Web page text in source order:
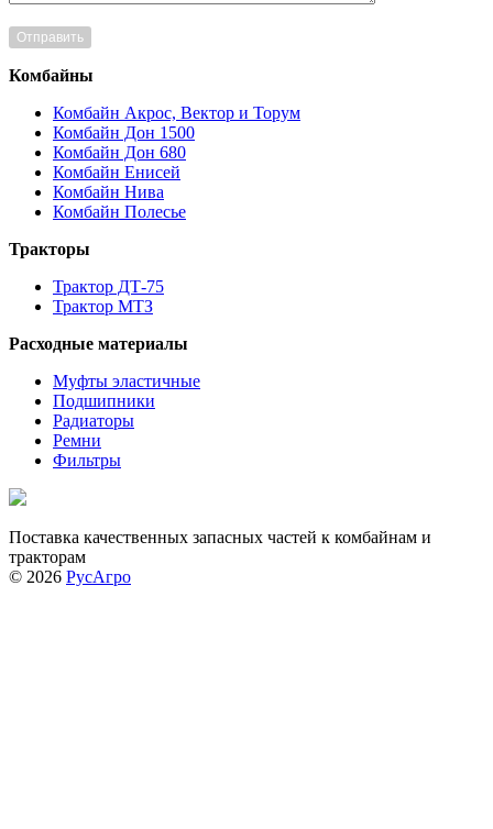
Комбайны
Комбайн Акрос, Вектор и Торум
Комбайн Дон 1500
Комбайн Дон 680
Комбайн Енисей
Комбайн Нива
Комбайн Полесье
Тракторы
Трактор ДТ-75
Трактор МТЗ
Расходные материалы
Муфты эластичные
Подшипники
Радиаторы
Ремни
Фильтры
Поставка качественных запасных частей к комбайнам и
тракторам
© 2026 РусАгро